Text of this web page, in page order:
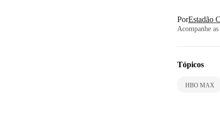
PorEstadão
Acompanhe
Tópicos
HBO MAX